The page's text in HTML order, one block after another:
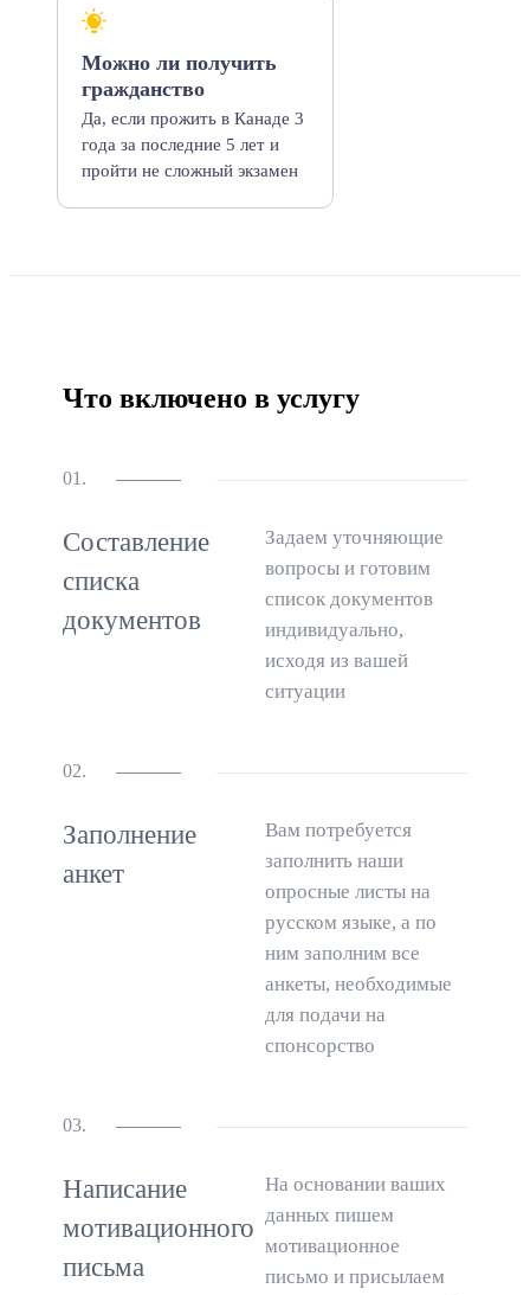
Можно ли получить
гражданство
Да, если прожить в Канаде 3
года за последние 5 лет и
пройти не сложный экзамен
Что включено в услугу
01.
Составление
списка
документов
Задаем уточняющие
вопросы и готовим
список документов
индивидуально,
исходя из вашей
ситуации
02.
Заполнение
анкет
Вам потребуется
заполнить наши
опросные листы на
русском языке, а по
ним заполним все
анкеты, необходимые
для подачи на
спонсорство
03.
Написание
мотивационного
письма
На основании ваших
данных пишем
мотивационное
письмо и присылаем